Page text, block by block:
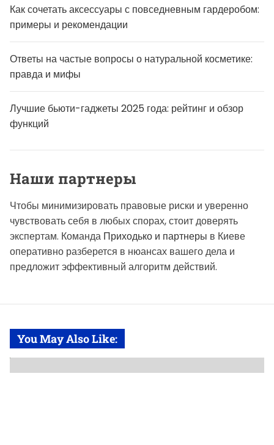
Как сочетать аксессуары с повседневным гардеробом:
примеры и рекомендации
Ответы на частые вопросы о натуральной косметике:
правда и мифы
Лучшие бьюти-гаджеты 2025 года: рейтинг и обзор
функций
Наши партнеры
Чтобы минимизировать правовые риски и уверенно
чувствовать себя в любых спорах, стоит доверять
экспертам. Команда Приходько и партнеры в Киеве
оперативно разберется в нюансах вашего дела и
предложит эффективный алгоритм действий.
You May Also Like: